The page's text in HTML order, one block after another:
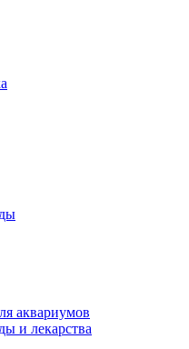
аквариумов
и лекарства